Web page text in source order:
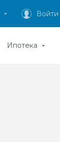
Войти
Ипотека